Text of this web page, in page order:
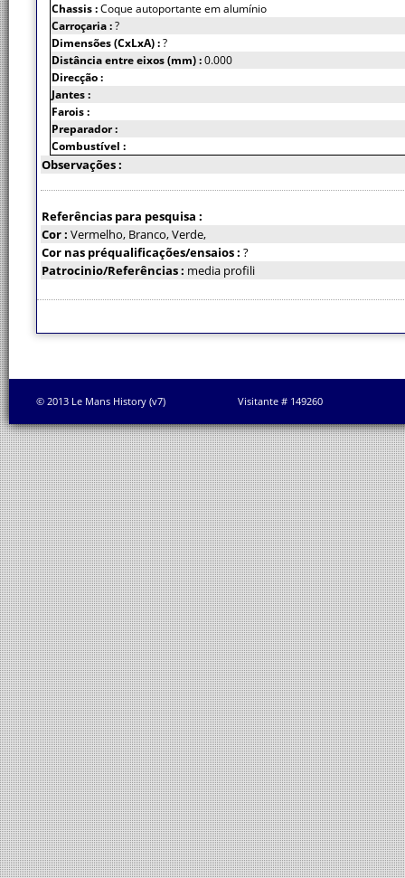
Chassis :Coque autoportante em alumínio
Carroçaria :?
Dimensões (CxLxA) :?
Distância entre eixos (mm) :0.000
Direcção :
Jantes :
Farois :
Preparador :
Combustível :
Observações :
Referências para pesquisa :
Cor : Vermelho, Branco, Verde,
Cor nas préqualificações/ensaios : ?
Patrocinio/Referências : media profili
© 2013 Le Mans History (v7) Visitante # 149260